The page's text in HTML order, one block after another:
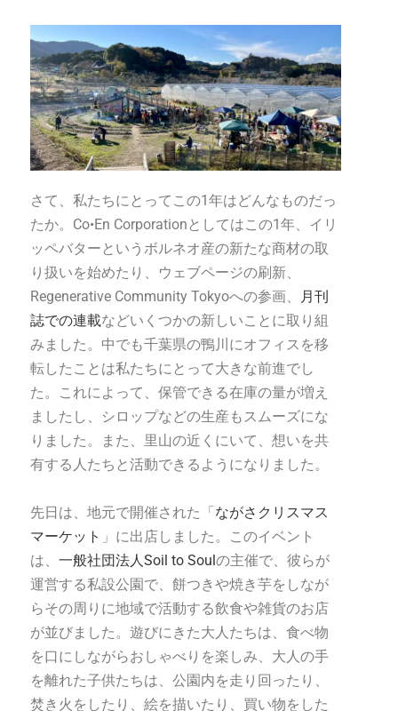
さて、私たちにとってこの1年はどんなものだっ
たか。Co•En Corporationとしてはこの1年、イリ
ッペバターというボルネオ産の新たな商材の取
り扱いを始めたり、ウェブページの刷新、
Regenerative Community Tokyoへの参画、
月刊
誌での連載などいくつかの新しいことに取り組
みました。中でも千葉県の鴨川にオフィスを移
転したことは私たちにとって大きな前進でし
た。これによって、保管できる在庫の量が増え
ましたし、シロップなどの生産もスムーズにな
りました。また、里山の近くにいて、想いを共
有する人たちと活動できるようになりました。
先日は、地元で開催された「ながさクリスマス
マーケット 」に出店しました。このイベント
は、 一般社団法人Soil to Soulの主催で、彼らが
運営する私設公園で、餅つきや焼き芋をしなが
らその周りに地域で活動する飲食や雑貨のお店
が並びました。遊びにきた大人たちは、食べ物
を口にしながらおしゃべりを楽しみ、大人の手
を離れた子供たちは、公園内を走り回ったり、
焚き火をしたり、絵を描いたり、買い物をした